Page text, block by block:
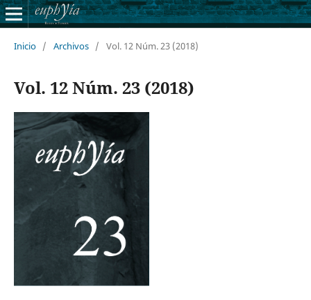
Inicio / Archivos / Vol. 12 Núm. 23 (2018)
Vol. 12 Núm. 23 (2018)